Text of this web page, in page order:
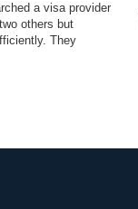
a visa provider
others but
They